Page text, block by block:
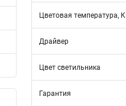
Цветовая температура, К
Драйвер
Цвет светильника
Гарантия